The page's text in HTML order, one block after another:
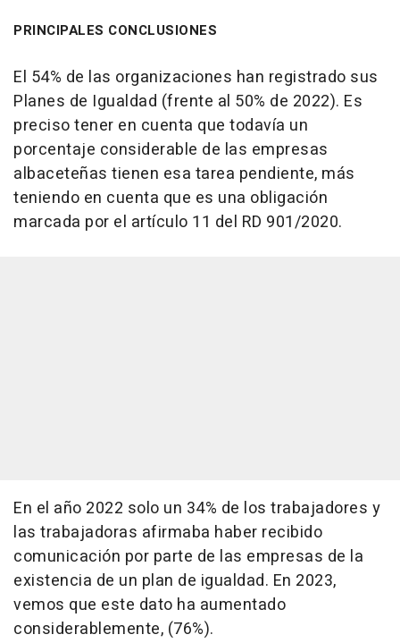
PRINCIPALES CONCLUSIONES
El 54% de las organizaciones han registrado sus
Planes de Igualdad (frente al 50% de 2022). Es
preciso tener en cuenta que todavía un
porcentaje considerable de las empresas
albaceteñas tienen esa tarea pendiente, más
teniendo en cuenta que es una obligación
marcada por el artículo 11 del RD 901/2020.
En el año 2022 solo un 34% de los trabajadores y
las trabajadoras afirmaba haber recibido
comunicación por parte de las empresas de la
existencia de un plan de igualdad. En 2023,
vemos que este dato ha aumentado
considerablemente, (76%).